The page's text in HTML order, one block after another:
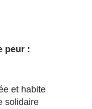
peur :
et habite
solidaire